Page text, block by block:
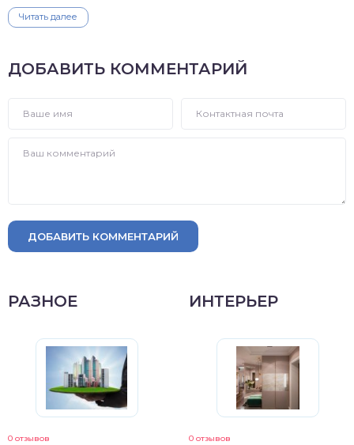
Читать далее
ДОБАВИТЬ КОММЕНТАРИЙ
ДОБАВИТЬ КОММЕНТАРИЙ
РАЗНОЕ
0 отзывов
ИНТЕРЬЕР
0 отзывов